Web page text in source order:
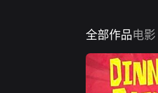
全部作品电影